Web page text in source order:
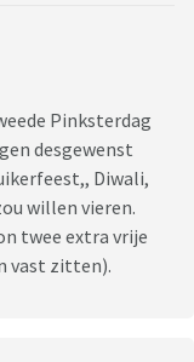
Pinksterdag
desgewenst
Diwali,
willen vieren.
twee extra vrije
vast zitten).